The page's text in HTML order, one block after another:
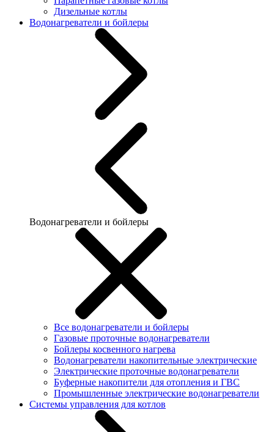
Дизельные котлы
Водонагреватели и бойлеры
Водонагреватели и бойлеры
Все водонагреватели и бойлеры
Газовые проточные водонагреватели
Бойлеры косвенного нагрева
Водонагреватели накопительные электрические
Электрические проточные водонагреватели
Буферные накопители для отопления и ГВС
Промышленные электрические водонагреватели
Системы управления для котлов